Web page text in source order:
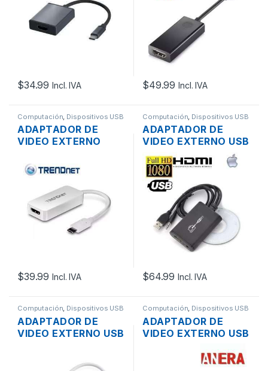
$34.99 Incl. IVA $49.99 Incl. IVA
Computación Dispositivos USB
ADAPTADOR DE
VIDEO EXTERNO
HDMI USB-C 3.1 A
HDMI ULTRA HD 4K
$39.99 Incl. IVA
Computación Dispositivos USB
ADAPTADOR DE
VIDEO EXTERNO USB
2.0 A HDMI CON
CABLE DE AUDIO
$64.99 Incl. IVA
Computación Dispositivos USB
ADAPTADOR DE
VIDEO EXTERNO USB
Computación Dispositivos USB
ADAPTADOR DE
VIDEO EXTERNO USB